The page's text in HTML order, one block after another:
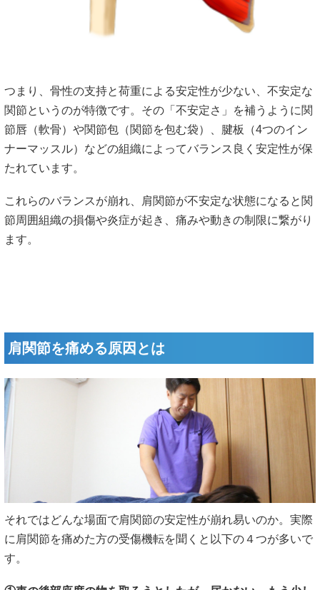
つまり、骨性の支持と荷重による安定性が少ない、不安定な
関節というのが特徴です。その「不安定さ」を補うように関
節唇（軟骨）や関節包（関節を包む袋）、腱板（4つのイン
ナーマッスル）などの組織によってバランス良く安定性が保
たれています。
これらのバランスが崩れ、肩関節が不安定な状態になると関
節周囲組織の損傷や炎症が起き、痛みや動きの制限に繋がり
ます。
肩関節を痛める原因とは
それではどんな場面で肩関節の安定性が崩れ易いのか。実際
に肩関節を痛めた方の受傷機転を聞くと以下の４つが多いで
す。